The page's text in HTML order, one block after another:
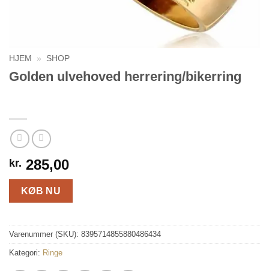
HJEM » SHOP
Golden ulvehoved herrering/bikerring
kr. 285,00
KØB NU
Varenummer (SKU): 8395714855880486434
Kategori: Ringe